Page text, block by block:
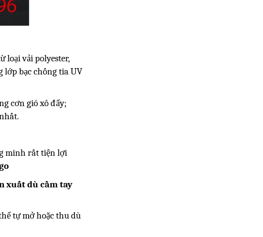
loại vải polyester,
lớp bạc chống tia UV
cơn gió xô đẩy;
minh rất tiện lợi
xuất dù cầm tay
tự mở hoặc thu dù